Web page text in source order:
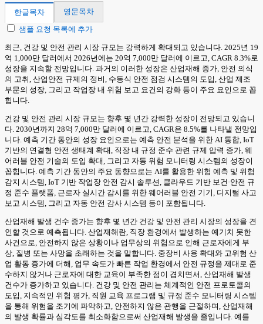
한글목차
영문목차
샘플 요청 목록에 추가
최근, 건강 및 안전 관리 시장 규모는 강력하게 확대되고 있습니다. 2025년 19
억 1,000만 달러에서 2026년에는 20억 7,000만 달러에 이르고, CAGR 8.3%로
성장을 지속할 전망입니다. 과거의 이러한 성장은 산업재해 증가, 안전 의식
의 고취, 산업안전 규제의 정비, 수동식 안전 점검 시스템의 도입, 산업 제조
부문의 성장, 그리고 작업장 내 위험 보고 요건의 강화 등이 주요 요인으로 꼽
힙니다.
건강 및 안전 관리 시장 규모는 향후 몇 년간 강력한 성장이 전망되고 있습니
다. 2030년까지 28억 7,000만 달러에 이르고, CAGR은 8.5%를 나타낼 전망입
니다. 예측 기간 동안의 성장 요인으로는 예측 안전 분석을 위한 AI 통합, IoT
기반의 연결형 안전 생태계 확대, 직장 내 규정 준수 관련 규제 압력 증가, 웨
어러블 안전 기술의 도입 확대, 그리고 자동 위험 모니터링 시스템의 성장이
꼽힙니다. 예측 기간 동안의 주요 동향으로는 AI를 활용한 위험 예측 및 위험
감지 시스템, IoT 기반 작업장 안전 감시 솔루션, 클라우드 기반 보건·안전 규
정 준수 플랫폼, 근로자 실시간 감시를 위한 웨어러블 안전 기기, 디지털 사고
보고 시스템, 그리고 자동 안전 감사 시스템 등이 포함됩니다.
산업재해 발생 건수 증가는 향후 몇 년간 건강 및 안전 관리 시장의 성장을 견
인할 것으로 예측됩니다. 산업재해란, 직장 환경에서 발생하는 예기치 못한
사건으로, 안전하지 않은 상황이나 업무상의 위험으로 인해 근로자에게 부
상, 질병 또는 사망을 초래하는 것을 말합니다. 중장비 사용 확대와 고위험 산
업 활동 증가에 더해, 업무 속도가 빠른 작업 환경에서 안전 규정을 제대로 준
수하지 않거나 근로자에 대한 교육이 부족한 점이 겹치면서, 산업재해 발생
건수가 증가하고 있습니다. 건강 및 안전 관리는 체계적인 안전 프로토콜의
도입, 지속적인 위험 평가, 직원 교육 프로그램 및 규정 준수 모니터링 시스템
을 통해 위험을 조기에 파악하고, 안전하지 않은 관행을 근절하며, 산업재해
의 발생 확률과 심각도를 최소화함으로써 산업재해 발생을 줄입니다. 예를